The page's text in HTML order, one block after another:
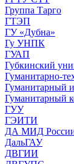
Группа Тарго
ГТЭП
ГУ «Дубна»
Гу УНПК
ГУАП
Губкинский
Гуманитарно-
Гуманитарный
Гуманитарный
ГУУ
ГЭИТИ
ДА МИД
ДальГАУ
ДВГИИ